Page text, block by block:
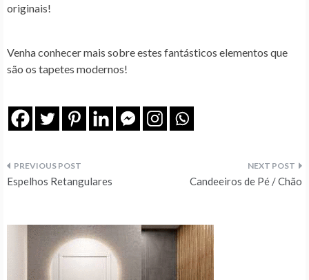
originais!
Venha conhecer mais sobre estes fantásticos elementos que
são os tapetes modernos!
Navegação
artigos
Espelhos Retangulares Candeeiros de Pé / Chão